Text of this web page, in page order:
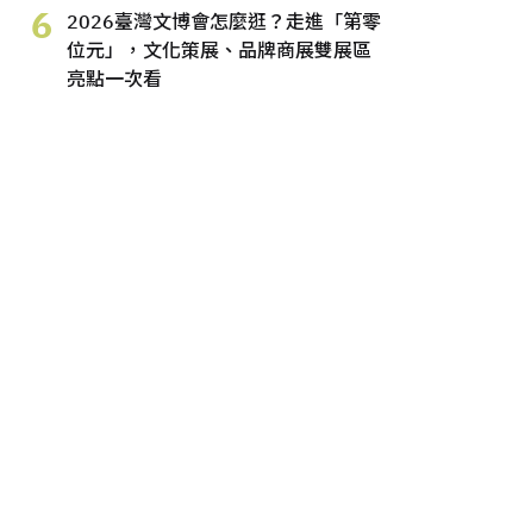
6
2026臺灣文博會怎麼逛？走進「第零
位元」，文化策展、品牌商展雙展區
亮點一次看